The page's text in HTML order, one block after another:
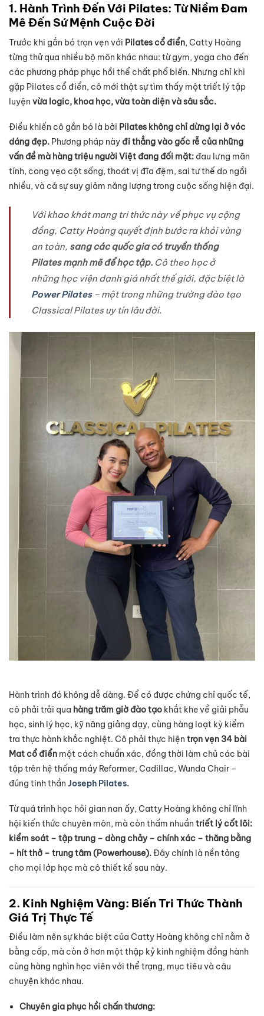
1. Hành Trình Đến Với Pilates: Từ Niềm Đam
Mê Đến Sứ Mệnh Cuộc Đời
Trước khi gắn bó trọn vẹn với Pilates cổ điển, Catty Hoàng
từng thử qua nhiều bộ môn khác nhau: từ gym, yoga cho đến
các phương pháp phục hồi thể chất phổ biến. Nhưng chỉ khi
gặp Pilates cổ điển, cô mới thật sự tìm thấy một triết lý tập
luyện vừa logic, khoa học, vừa toàn diện và sâu sắc.
Điều khiến cô gắn bó là bởi Pilates không chỉ dừng lại ở vóc
dáng đẹp. Phương pháp nàyđi thẳng vào gốc rễ của những
vấn đề mà hàng triệu người Việt đang đối mặt: đau lưng mãn
tính, cong vẹo cột sống, thoát vị đĩa đệm, sai tư thế do ngồi
nhiều, và cả sự suy giảm năng lượng trong cuộc sống hiện đại.
Với khao khát mang tri thức này về phục vụ cộng
đồng, Catty Hoàng quyết định bước ra khỏi vùng
an toàn, sang các quốc gia có truyền thống
Pilates mạnh mẽ để học tập. Cô theo học ở
những học viện danh giá nhất thế giới, đặc biệt là
Power Pilates– một trong những trường đào tạo
Classical Pilates uy tín lâu đời.
Hành trình đó không dễ dàng. Để có được chứng chỉ quốc tế,
cô phải trải qua hàng trăm giờ đào tạo khắt khe về giải phẫu
học, sinh lý học, kỹ năng giảng dạy, cùng hàng loạt kỳ kiểm
tra thực hành khắc nghiệt. Cô phải thực hiện trọn vẹn 34 bài
Mat cổ điển một cách chuẩn xác, đồng thời làm chủ các bài
tập trên hệ thống máy Reformer, Cadillac, Wunda Chair –
đúng tinh thần Joseph Pilates.
Từ quá trình học hỏi gian nan ấy, Catty Hoàng không chỉ lĩnh
hội kiến thức chuyên môn, mà còn thấm nhuần triết lý cốt lõi:
kiểm soát – tập trung – dòng chảy – chính xác – thăng bằng
– hít thở – trung tâm (Powerhouse).Đây chính là nền tảng
cho mọi lớp học mà cô thiết kế sau này.
2. Kinh Nghiệm Vàng: Biến Tri Thức Thành
Giá Trị Thực Tế
Điều làm nên sự khác biệt của Catty Hoàng không chỉ nằm ở
bằng cấp, mà còn ở hơn một thập kỷ kinh nghiệm đồng hành
cùng hàng nghìn học viên với thể trạng, mục tiêu và câu
chuyện khác nhau.
Chuyên gia phục hồi chấn thương: